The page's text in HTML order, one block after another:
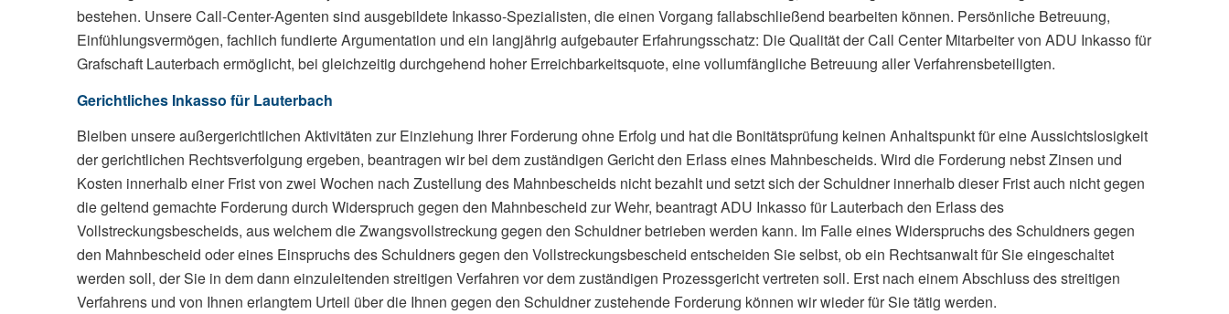
bestehen. Unsere Call-Center-Agenten sind ausgebildete Inkasso-Spezialisten, die einen Vorgang fallabschließend bearbeiten können. Persönliche Betreuung,
Einfühlungsvermögen, fachlich fundierte Argumentation und ein langjährig aufgebauter Erfahrungsschatz: Die Qualität der Call Center Mitarbeiter von ADU Inkasso für
Grafschaft Lauterbach ermöglicht, bei gleichzeitig durchgehend hoher Erreichbarkeitsquote, eine vollumfängliche Betreuung aller Verfahrensbeteiligten.
Gerichtliches Inkasso für Lauterbach
Bleiben unsere außergerichtlichen Aktivitäten zur Einziehung Ihrer Forderung ohne Erfolg und hat die Bonitätsprüfung keinen Anhaltspunkt für eine Aussichtslosigkeit
der gerichtlichen Rechtsverfolgung ergeben, beantragen wir bei dem zuständigen Gericht den Erlass eines Mahnbescheids. Wird die Forderung nebst Zinsen und
Kosten innerhalb einer Frist von zwei Wochen nach Zustellung des Mahnbescheids nicht bezahlt und setzt sich der Schuldner innerhalb dieser Frist auch nicht gegen
die geltend gemachte Forderung durch Widerspruch gegen den Mahnbescheid zur Wehr, beantragt ADU Inkasso für Lauterbach den Erlass des
Vollstreckungsbescheids, aus welchem die Zwangsvollstreckung gegen den Schuldner betrieben werden kann. Im Falle eines Widerspruchs des Schuldners gegen
den Mahnbescheid oder eines Einspruchs des Schuldners gegen den Vollstreckungsbescheid entscheiden Sie selbst, ob ein Rechtsanwalt für Sie eingeschaltet
werden soll, der Sie in dem dann einzuleitenden streitigen Verfahren vor dem zuständigen Prozessgericht vertreten soll. Erst nach einem Abschluss des streitigen
Verfahrens und von Ihnen erlangtem Urteil über die Ihnen gegen den Schuldner zustehende Forderung können wir wieder für Sie tätig werden.